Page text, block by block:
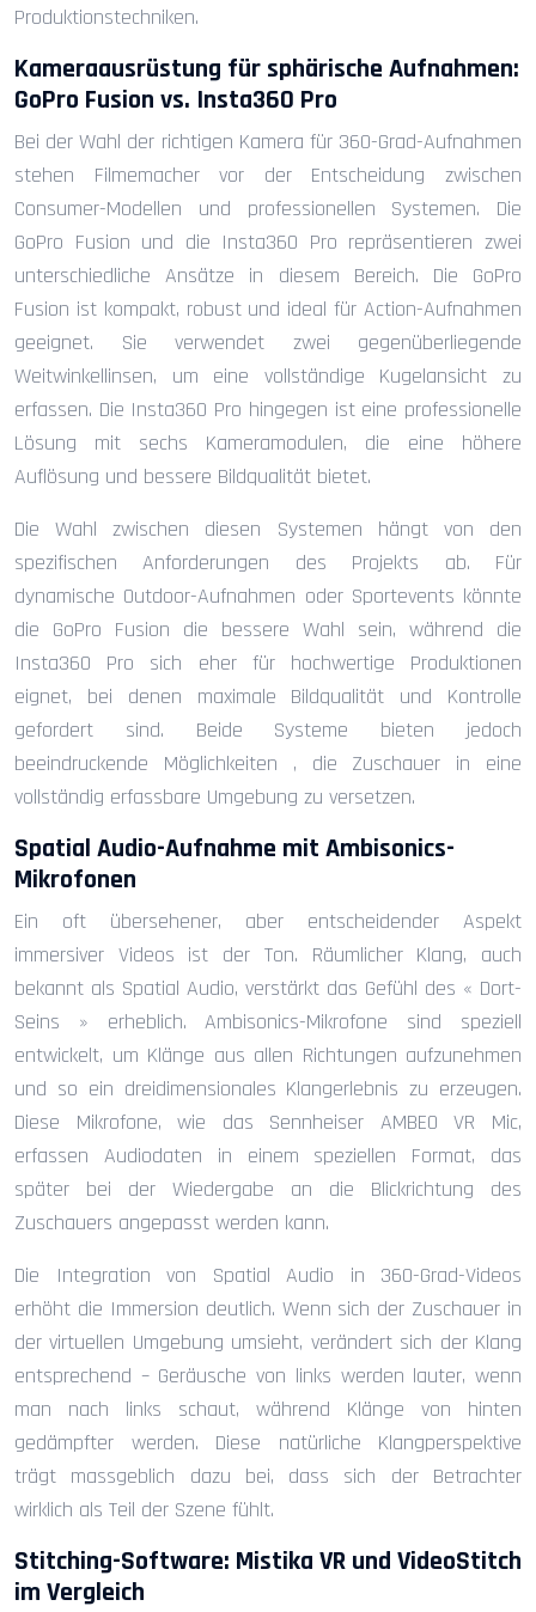
Produktionstechniken.
Kameraausrüstung für sphärische Aufnahmen:
GoPro Fusion vs. Insta360 Pro
Bei der Wahl der richtigen Kamera für 360-Grad-Aufnahmen
stehen Filmemacher vor der Entscheidung zwischen
Consumer-Modellen und professionellen Systemen. Die
GoPro Fusion und die Insta360 Pro repräsentieren zwei
unterschiedliche Ansätze in diesem Bereich. Die GoPro
Fusion ist kompakt, robust und ideal für Action-Aufnahmen
geeignet. Sie verwendet zwei gegenüberliegende
Weitwinkellinsen, um eine vollständige Kugelansicht zu
erfassen. Die Insta360 Pro hingegen ist eine professionelle
Lösung mit sechs Kameramodulen, die eine höhere
Auflösung und bessere Bildqualität bietet.
Die Wahl zwischen diesen Systemen hängt von den
spezifischen Anforderungen des Projekts ab. Für
dynamische Outdoor-Aufnahmen oder Sportevents könnte
die GoPro Fusion die bessere Wahl sein, während die
Insta360 Pro sich eher für hochwertige Produktionen
eignet, bei denen maximale Bildqualität und Kontrolle
gefordert sind. Beide Systeme bieten jedoch
beeindruckende Möglichkeiten , die Zuschauer in eine
vollständig erfassbare Umgebung zu versetzen.
Spatial Audio-Aufnahme mit Ambisonics-
Mikrofonen
Ein oft übersehener, aber entscheidender Aspekt
immersiver Videos ist der Ton. Räumlicher Klang, auch
bekannt als Spatial Audio, verstärkt das Gefühl des « Dort-
Seins » erheblich. Ambisonics-Mikrofone sind speziell
entwickelt, um Klänge aus allen Richtungen aufzunehmen
und so ein dreidimensionales Klangerlebnis zu erzeugen.
Diese Mikrofone, wie das Sennheiser AMBEO VR Mic,
erfassen Audiodaten in einem speziellen Format, das
später bei der Wiedergabe an die Blickrichtung des
Zuschauers angepasst werden kann.
Die Integration von Spatial Audio in 360-Grad-Videos
erhöht die Immersion deutlich. Wenn sich der Zuschauer in
der virtuellen Umgebung umsieht, verändert sich der Klang
entsprechend – Geräusche von links werden lauter, wenn
man nach links schaut, während Klänge von hinten
gedämpfter werden. Diese natürliche Klangperspektive
trägt massgeblich dazu bei, dass sich der Betrachter
wirklich als Teil der Szene fühlt.
Stitching-Software: Mistika VR und VideoStitch
im Vergleich